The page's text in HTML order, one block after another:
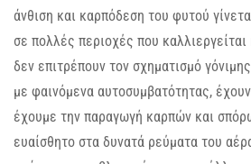
άνθιση και καρπόδεση του φυτού
σε πολλές περιοχές που
δεν επιτρέπουν τον σχηματισμό
με φαινόμενα αυτοσυμβατότητας,
έχουμε την παραγωγή καρπών και
ευαίσθητο στα δυνατά ρεύματα του